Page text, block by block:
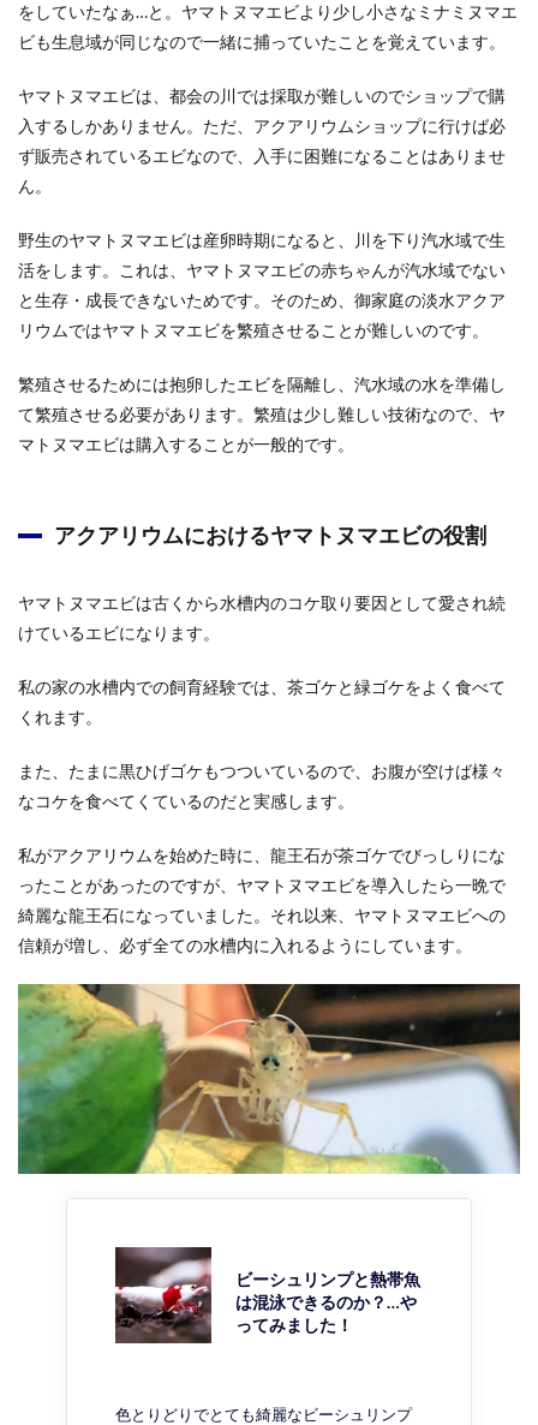
をしていたなぁ…と。ヤマトヌマエビより少し小さなミナミヌマエ
ビも生息域が同じなので一緒に捕っていたことを覚えています。
ヤマトヌマエビは、都会の川では採取が難しいのでショップで購
入するしかありません。ただ、アクアリウムショップに行けば必
ず販売されているエビなので、入手に困難になることはありませ
ん。
野生のヤマトヌマエビは産卵時期になると、川を下り汽水域で生
活をします。これは、ヤマトヌマエビの赤ちゃんが汽水域でない
と生存・成長できないためです。そのため、御家庭の淡水アクア
リウムではヤマトヌマエビを繁殖させることが難しいのです。
繁殖させるためには抱卵したエビを隔離し、汽水域の水を準備し
て繁殖させる必要があります。繁殖は少し難しい技術なので、ヤ
マトヌマエビは購入することが一般的です。
アクアリウムにおけるヤマトヌマエビの役割
ヤマトヌマエビは古くから水槽内のコケ取り要因として愛され続
けているエビになります。
私の家の水槽内での飼育経験では、茶ゴケと緑ゴケをよく食べて
くれます。
また、たまに黒ひげゴケもつついているので、お腹が空けば様々
なコケを食べてくているのだと実感します。
私がアクアリウムを始めた時に、龍王石が茶ゴケでびっしりにな
ったことがあったのですが、ヤマトヌマエビを導入したら一晩で
綺麗な龍王石になっていました。それ以来、ヤマトヌマエビへの
信頼が増し、必ず全ての水槽内に入れるようにしています。
ビーシュリンプと熱帯魚
は混泳できるのか？…や
ってみました！
色とりどりでとても綺麗なビーシュリンプ